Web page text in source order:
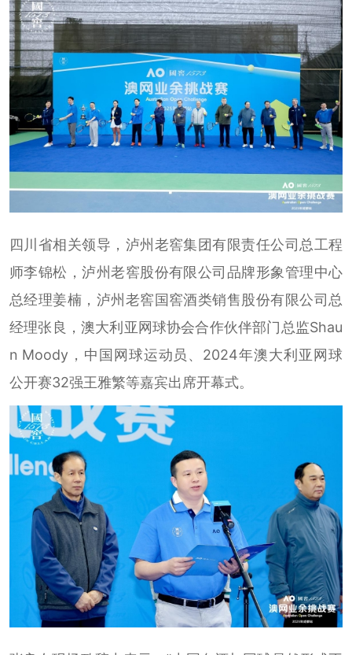
四川省相关领导，泸州老窖集团有限责任公司总工程
师李锦松，泸州老窖股份有限公司品牌形象管理中心
总经理姜楠，泸州老窖国窖酒类销售股份有限公司总
经理张良，澳大利亚网球协会合作伙伴部门总监Shau
n Moody，中国网球运动员、2024年澳大利亚网球
公开赛32强王雅繁等嘉宾出席开幕式。